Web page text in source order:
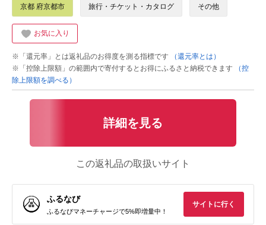
京都 府京都市 旅行・チケット・カタログ その他
お気に入り
※「還元率」とは返礼品のお得度を測る指標です
（還元率とは）
※「控除上限額」の範囲内で寄付するとお得にふるさと納税できます
（控
除上限額を調べる）
詳細を見る
この返礼品の取扱いサイト
ふるなび
ふるなびマネーチャージで5%即増量中！
サイトに行く